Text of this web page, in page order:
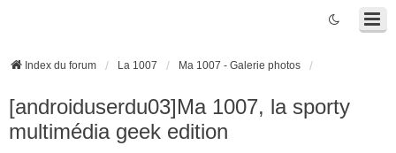
Index du forum La 1007 Ma 1007 - Galerie photos
[androiduserdu03]Ma 1007, la sporty
multimédia geek edition